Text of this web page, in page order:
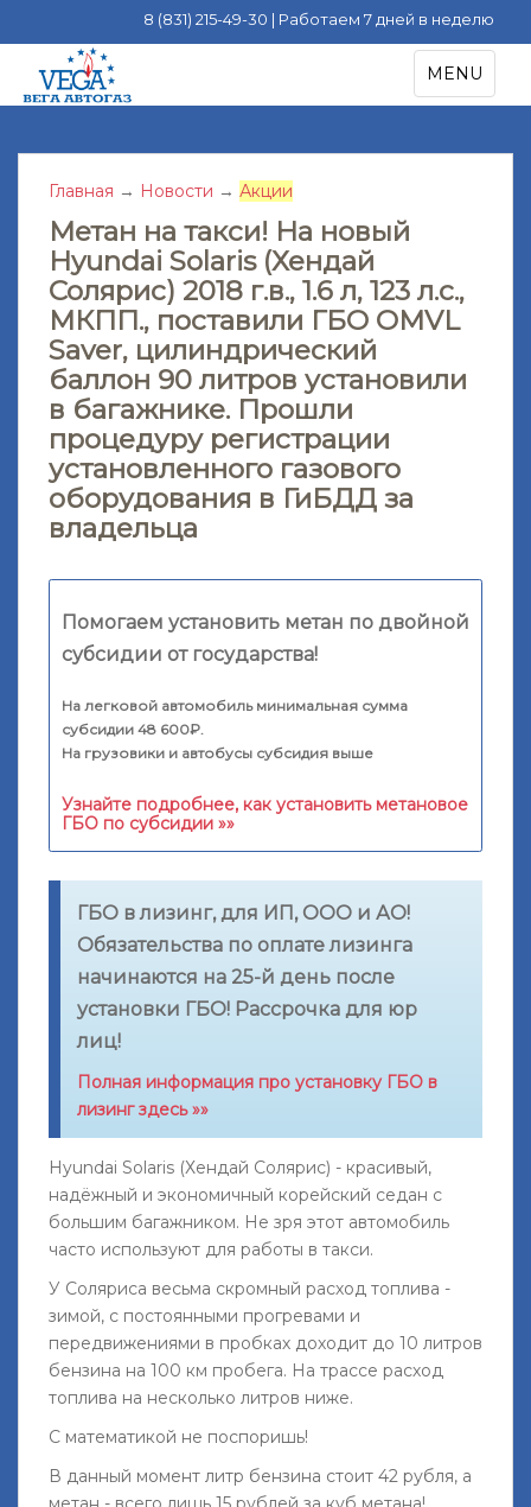
8 (831) 215-49-30 | Работаем 7 дней в неделю
i
TOGGLE
MENU
Главная → Новости → Акции
Метан на такси! На новый
Hyundai Solaris (Хендай
Солярис) 2018 г.в., 1.6 л, 123 л.с.,
МКПП., поставили ГБО OMVL
Saver, цилиндрический
баллон 90 литров установили
в багажнике. Прошли
процедуру регистрации
установленного газового
оборудования в ГиБДД за
владельца
Помогаем установить метан по двойной
субсидии от государства!
На легковой автомобиль минимальная сумма
субсидии 48 600₽.
На грузовики и автобусы субсидия выше
Узнайте подробнее, как установить метановое
ГБО по субсидии »»
ГБО в лизинг, для ИП, ООО и АО!
Обязательства по оплате лизинга
начинаются на 25-й день после
установки ГБО! Рассрочка для юр
лиц!
Полная информация про установку ГБО в
лизинг здесь »»
Hyundai Solaris (Хендай Солярис) - красивый,
надёжный и экономичный корейский седан с
большим багажником. Не зря этот автомобиль
часто используют для работы в такси.
У Соляриса весьма скромный расход топлива -
зимой, с постоянными прогревами и
передвижениями в пробках доходит до 10 литров
бензина на 100 км пробега. На трассе расход
топлива на несколько литров ниже.
С математикой не поспоришь!
В данный момент литр бензина стоит 42 рубля, а